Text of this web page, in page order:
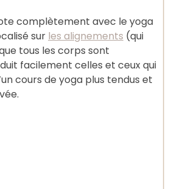
complètement avec le yoga
sur les alignements (qui
tous les corps sont
facilement celles et ceux qui
cours de yoga plus tendus et